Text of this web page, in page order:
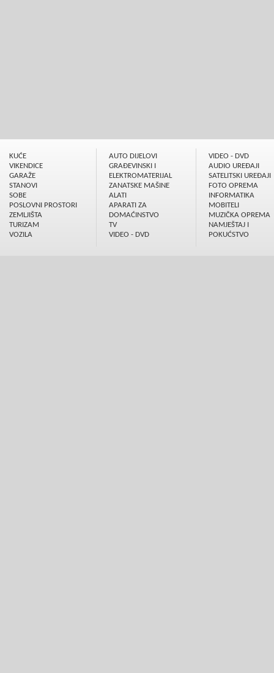
KUĆE
VIKENDICE
GARAŽE
STANOVI
SOBE
POSLOVNI PROSTORI
ZEMLJIŠTA
TURIZAM
VOZILA
AUTO DIJELOVI
GRAÐEVINSKI I
ELEKTROMATERIJAL
ZANATSKE MAŠINE
ALATI
APARATI ZA
DOMAĆINSTVO
TV
VIDEO - DVD
VIDEO - DVD
AUDIO UREÐAJI
SATELITSKI UREÐAJI
FOTO OPREMA
INFORMATIKA
MOBITELI
MUZIČKA OPREMA
NAMJEŠTAJ I
POKUĆSTVO